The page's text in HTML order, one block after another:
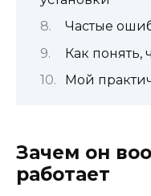
Частые
Как понять,
Мой
Зачем он
работает